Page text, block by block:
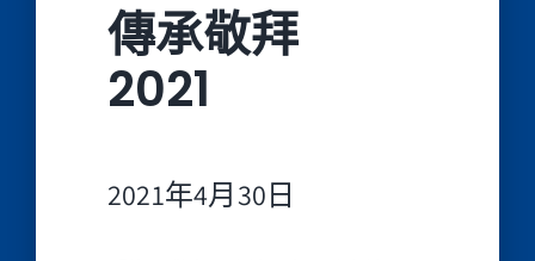
傳承敬拜
2021
2021年4月30日